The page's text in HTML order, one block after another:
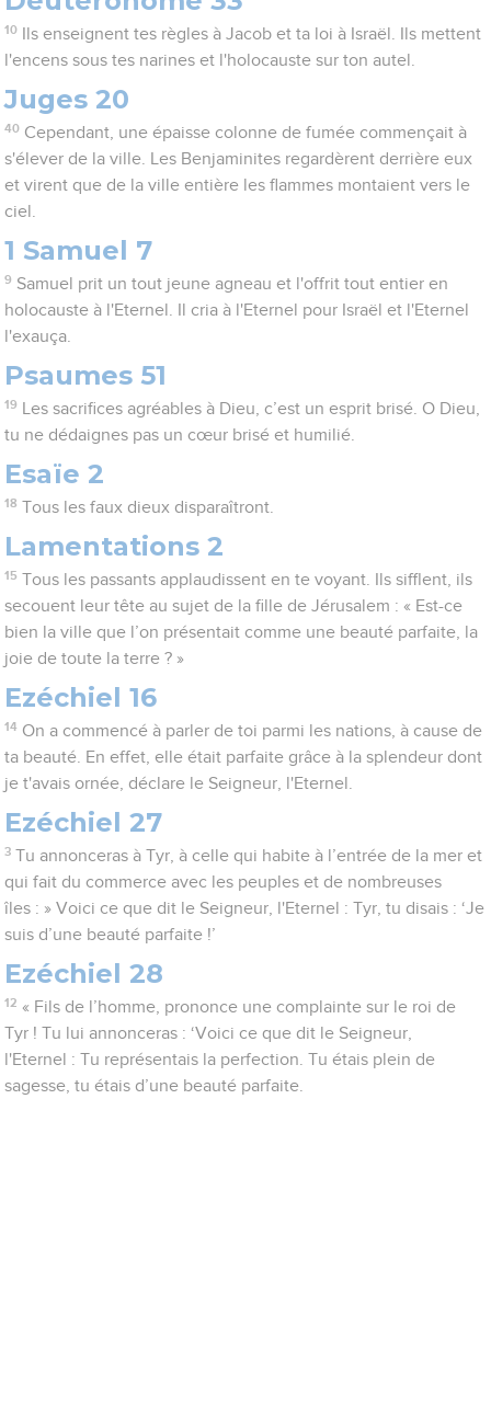
10
Ils enseignent tes règles à Jacob et ta loi à Israël. Ils mettent
l'encens sous tes narines et l'holocauste sur ton autel.
Juges 20
40 Cependant, une épaisse colonne de fumée commençait à
s'élever de la ville. Les Benjaminites regardèrent derrière eux
et virent que de la ville entière les flammes montaient vers le
ciel.
1 Samuel 7
9 Samuel prit un tout jeune agneau et l'offrit tout entier en
holocauste à l'Eternel. Il cria à l'Eternel pour Israël et l'Eternel
l'exauça.
Psaumes 51
19
Les sacrifices agréables à Dieu, c’est un esprit brisé. O Dieu,
tu ne dédaignes pas un cœur brisé et humilié.
Esaïe 2
18 Tous les faux dieux disparaîtront.
Lamentations 2
15 Tous les passants applaudissent en te voyant. Ils sifflent, ils
secouent leur tête au sujet de la fille de Jérusalem : « Est-ce
bien la ville que l’on présentait comme une beauté parfaite, la
joie de toute la terre ? »
Ezéchiel 16
14 On a commencé à parler de toi parmi les nations, à cause de
ta beauté. En effet, elle était parfaite grâce à la splendeur dont
je t'avais ornée, déclare le Seigneur, l'Eternel.
Ezéchiel 27
3 Tu annonceras à Tyr, à celle qui habite à l’entrée de la mer et
qui fait du commerce avec les peuples et de nombreuses
îles : » Voici ce que dit le Seigneur, l'Eternel : Tyr, tu disais : ‘Je
suis d’une beauté parfaite !’
Ezéchiel 28
12 « Fils de l’homme, prononce une complainte sur le roi de
Tyr ! Tu lui annonceras : ‘Voici ce que dit le Seigneur,
l'Eternel : Tu représentais la perfection. Tu étais plein de
sagesse, tu étais d’une beauté parfaite.